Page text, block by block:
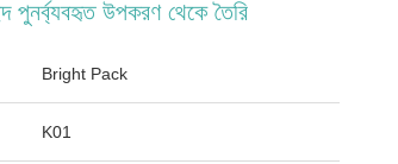
পুনর্ব্যবহৃত উপকরণ থেকে তৈরি
Bright Pack
K01